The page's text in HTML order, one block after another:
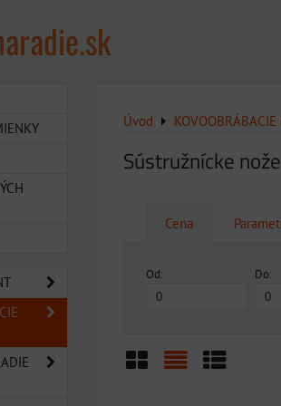
Úvod KOVOOBRÁBACIE
Sústružnícke
Cena
Od: Do: